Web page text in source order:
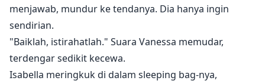
menjawab, mundur ke tendanya. Dia hanya ingin
sendirian.
"Baiklah, istirahatlah." Suara Vanessa memudar,
terdengar sedikit kecewa.
Isabella meringkuk di dalam sleeping bag-nya,